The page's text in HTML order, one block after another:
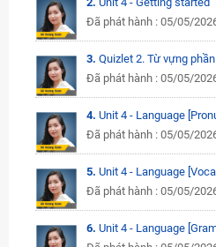
Đã phát hành : 05/05/
3. Quizlet 2. Từ vựng
Đã phát hành : 05/05/
4. Unit 4 - Language
Đã phát hành : 05/05/
5. Unit 4 - Language
Đã phát hành : 05/05/
6. Unit 4 - Language